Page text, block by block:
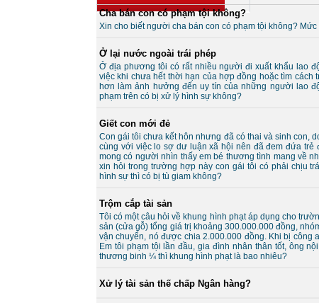
Cha bán con có phạm tội không?
Xin cho biết người cha bán con có phạm tội không?
Ở lại nước ngoài trái phép
Ở địa phương tôi có rất nhiều người đi xuất khẩu lao
việc khi chưa hết thời hạn của hợp đồng hoặc tìm
hơn làm ảnh hưởng đến uy tín của những người lao
phạm trên có bị xử lý hình sự không?
Giết con mới đẻ
Con gái tôi chưa kết hôn nhưng đã có thai và sinh con,
cùng với việc lo sợ dư luận xã hội nên đã đem đứa
mong có người nhìn thấy em bé thương tình mang về
xin hỏi trong trường hợp này con gái tôi có phải chịu
hình sự thì có bị tù giam không?
Trộm cắp tài sản
Tôi có một câu hỏi về khung hình phạt áp dụng cho
sản (cửa gỗ) tổng giá trị khoảng 300.000.000 đồng,
vận chuyển, nó được chia 2.000.000 đồng. Khi bị
Em tôi phạm tội lần đầu, gia đình nhân thân tốt, ông
thương binh ¼ thì khung hình phạt là bao nhiêu?
Xử lý tài sản thế chấp Ngân hàng?